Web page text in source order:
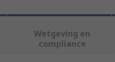
Wetgeving en
compliance